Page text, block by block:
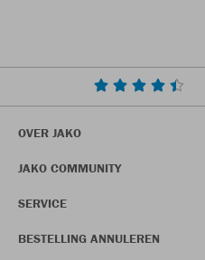
OVER JAKO
JAKO COMMUNITY
SERVICE
BESTELLING ANNULEREN